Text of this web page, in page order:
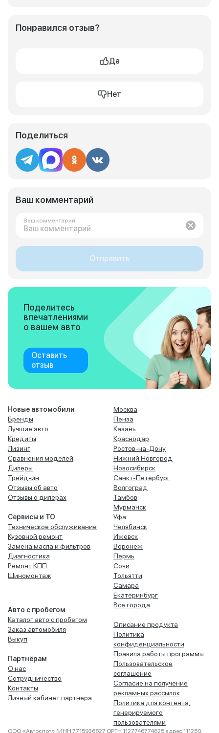
Понравился отзыв?
Да
Нет
Поделиться
Ваш комментарий
Ваш комментарий
Отправить
Поделитесь
впечатлениями
о вашем авто
Оставить
отзыв
Новые автомобили
Бренды
Лучшие авто
Кредиты
Лизинг
Сравнения моделей
Дилеры
Трейд-ин
Отзывы об авто
Отзывы о дилерах
Сервисы и ТО
Техническое обслуживание
Кузовной ремонт
Замена масла и фильтров
Диагностика
Ремонт КПП
Шиномонтаж
Авто с пробегом
Каталог авто с пробегом
Заказ автомобиля
Выкуп
Партнёрам
О нас
Сотрудничество
Контакты
Личный кабинет партнера
Москва
Пенза
Казань
Краснодар
Ростов-на-Дону
Нижний Новгород
Новосибирск
Санкт-Петербург
Волгоград
Тамбов
Мурманск
Уфа
Челябинск
Ижевск
Воронеж
Пермь
Сочи
Тольятти
Самара
Екатеринбург
Все города
Описание продукта
Политика
конфиденциальности
Правила работы программы
Пользовательское
соглашение
Согласие на получение
рекламных рассылок
Политика для контента,
генерируемого
пользователями
ООО «Автоспот» (ИНН 7715936827 ОРГН 1127746774825 адрес 111250,